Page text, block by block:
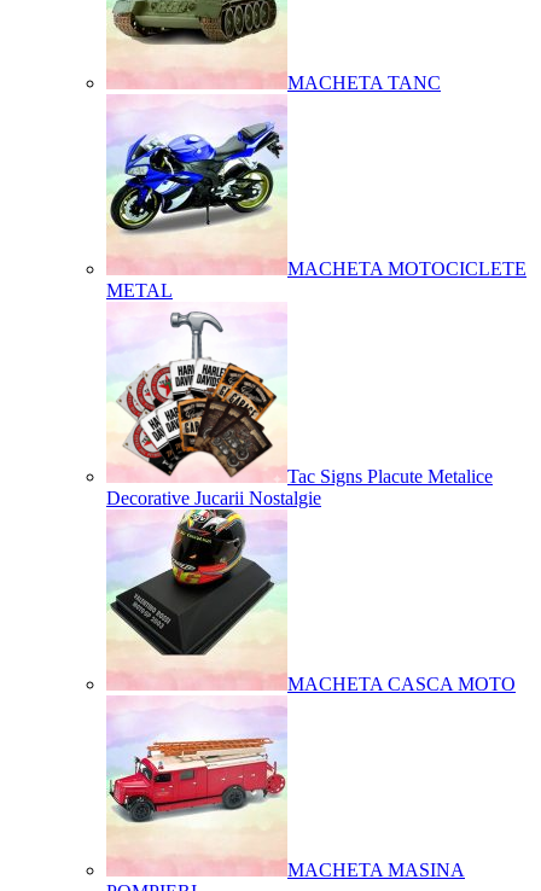
MACHETA TANC
MACHETA MOTOCICLETE
METAL
Tac Signs Placute Metalice
Decorative Jucarii Nostalgie
MACHETA CASCA MOTO
MACHETA MASINA